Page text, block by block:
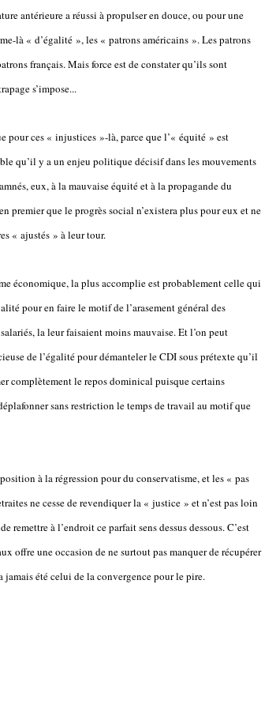
antérieure a réussi à propulser en douce, ou pour une
là « d’égalité », les « patrons américains ». Les patrons
français. Mais force est de constater qu’ils sont
s’impose...
pour ces « injustices »-là, parce que l’« équité » est
qu’il y a un enjeu politique décisif dans les mouvements
eux, à la mauvaise équité et à la propagande du
premier que le progrès social n’existera plus pour eux et ne
« ajustés » à leur tour.
économique, la plus accomplie est probablement celle qui
pour en faire le motif de l’arasement général des
la leur faisaient moins mauvaise. Et l’on peut
de l’égalité pour démanteler le CDI sous prétexte qu’il
complètement le repos dominical puisque certains
sans restriction le temps de travail au motif que
à la régression pour du conservatisme, et les « pas
ne cesse de revendiquer la « justice » et n’est pas loin
remettre à l’endroit ce parfait sens dessus dessous. C’est
offre une occasion de ne surtout pas manquer de récupérer
jamais été celui de la convergence pour le pire.